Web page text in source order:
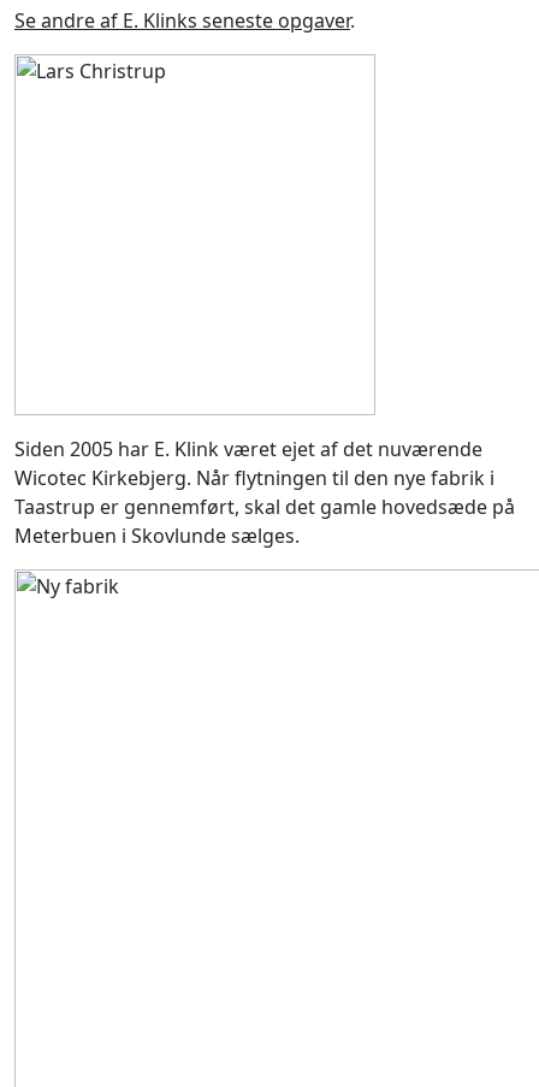
Se andre af E. Klinks seneste opgaver.
Siden 2005 har E. Klink været ejet af det nuværende
Wicotec Kirkebjerg. Når flytningen til den nye fabrik i
Taastrup er gennemført, skal det gamle hovedsæde på
Meterbuen i Skovlunde sælges.